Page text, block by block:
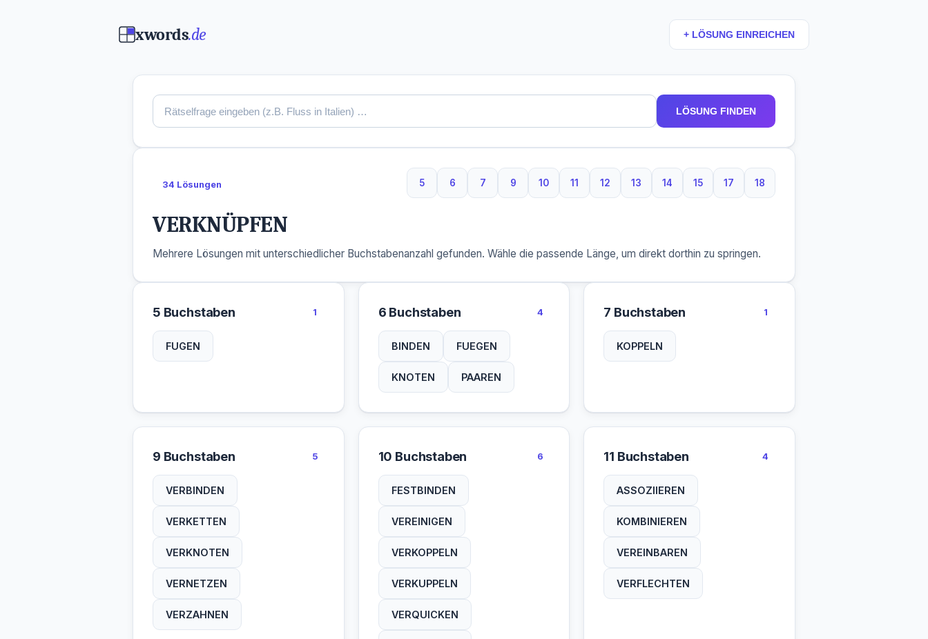
xwords.de + LÖSUNG EINREICHEN
LÖSUNG FINDEN
34 Lösungen 5
5 Buchstaben
6
6 Buchstaben
7
7 Buchstaben
9
9 Buchstaben
10
10 Buchstaben
11
11 Buchstaben
12
12 Buchstaben
13
13 Buchstaben
14
14 Buchstaben
15
15 Buchstaben
17
17 Buchstaben
18
18 Buchstaben
VERKNÜPFEN
Mehrere Lösungen mit unterschiedlicher Buchstabenanzahl gefunden. Wähle die passende Länge, um direkt dorthin zu springen.
5 Buchstaben 1
FUGEN
6 Buchstaben 4
BINDEN FUEGEN
KNOTEN PAAREN
7 Buchstaben 1
KOPPELN
9 Buchstaben 5
VERBINDEN
VERKETTEN
VERKNOTEN
VERNETZEN
VERZAHNEN
10 Buchstaben 6
FESTBINDEN
VEREINIGEN
VERKOPPELN
VERKUPPELN
VERQUICKEN
11 Buchstaben 4
ASSOZIIEREN
KOMBINIEREN
VEREINBAREN
VERFLECHTEN